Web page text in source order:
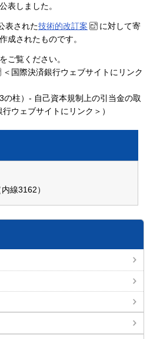
表しました。
表された技術的改訂案
に対して寄
成されたものです。
ご覧ください。
＜国際決済銀行ウェブサイトにリンク
の柱）- 自己資本規制上の引当金の取
行ウェブサイトにリンク＞）
線3162）